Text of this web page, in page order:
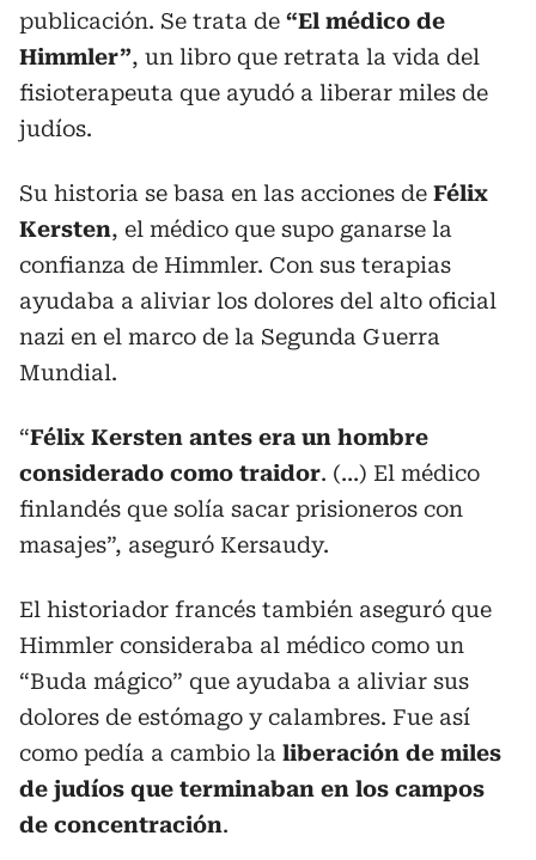
publicación. Se trata de “El médico de
Himmler”, un libro que retrata la vida del
fisioterapeuta que ayudó a liberar miles de
judíos.
Su historia se basa en las acciones de Félix
Kersten, el médico que supo ganarse la
confianza de Himmler. Con sus terapias
ayudaba a aliviar los dolores del alto oficial
nazi en el marco de la Segunda Guerra
Mundial.
“Félix Kersten antes era un hombre
considerado como traidor. (…) El médico
finlandés que solía sacar prisioneros con
masajes”, aseguró Kersaudy.
El historiador francés también aseguró que
Himmler consideraba al médico como un
“Buda mágico” que ayudaba a aliviar sus
dolores de estómago y calambres. Fue así
como pedía a cambio la liberación de miles
de judíos que terminaban en los campos
de concentración.